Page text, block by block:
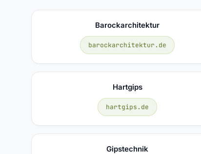
Barockarchitektur
barockarchitektur.de
Hartgips
hartgips.de
Gipstechnik